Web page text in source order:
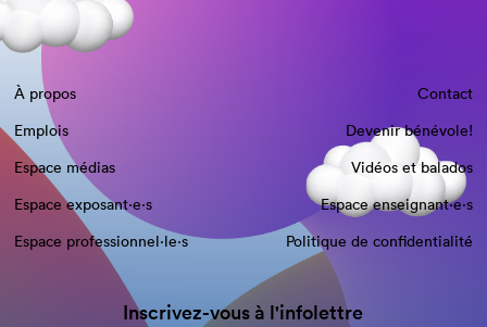
À propos
Contact
Emplois
Devenir bénévole!
Espace médias
Vidéos et balados
Espace exposant·e⋅s
Espace enseignant·e⋅s
Espace professionnel·le⋅s
Politique de confidentialité
Inscrivez-vous à l'infolettre